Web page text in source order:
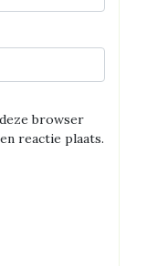
browser
reactie plaats.